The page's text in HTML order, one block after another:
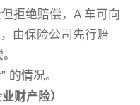
拒绝赔偿，A 车可向
由保险公司先行赔
的情况。
财产险）